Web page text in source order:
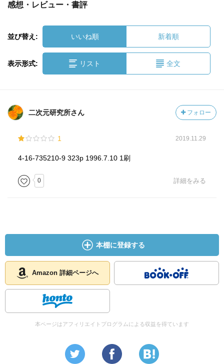
感想・レビュー・書評
並び替え: いいね順 新着順
表示形式: リスト 全文
二次元研究所さん フォロー
1 2019.11.29
4-16-735210-9 323p 1996.7.10 1刷
0 詳細をみる
本棚に登録する
Amazon 詳細ページへ
本ページはアフィリエイトプログラムによる収益を得ています